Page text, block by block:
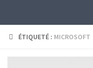
ÉTIQUETÉ : MICROSOFT